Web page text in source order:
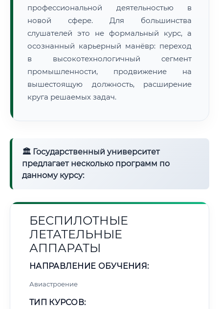
профессиональной деятельностью в
новой сфере. Для большинства
слушателей это не формальный курс, а
осознанный карьерный манёвр: переход
в высокотехнологичный сегмент
промышленности, продвижение на
вышестоящую должность, расширение
круга решаемых задач.
🏛 Государственный университет
предлагает несколько программ по
данному курсу:
БЕСПИЛОТНЫЕ
ЛЕТАТЕЛЬНЫЕ
АППАРАТЫ
НАПРАВЛЕНИЕ ОБУЧЕНИЯ:
Авиастроение
ТИП КУРСОВ: